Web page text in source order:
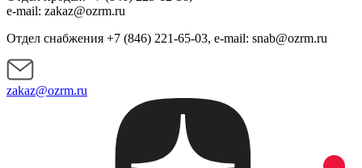
e-mail: zakaz@ozrm.ru
Отдел снабжения +7 (846) 221-65-03, e-mail: snab@ozrm.ru
zakaz@ozrm.ru